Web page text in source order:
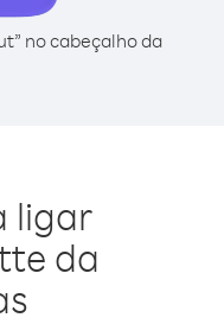
no cabeçalho da
ligar
da